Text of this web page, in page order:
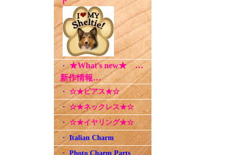
・★What's new★ …
新作情報…
・ ☆★ピアス★☆
・ ☆★ネックレス★☆
・☆★イヤリング★☆
・Italian Charm
・Photo Charm Parts